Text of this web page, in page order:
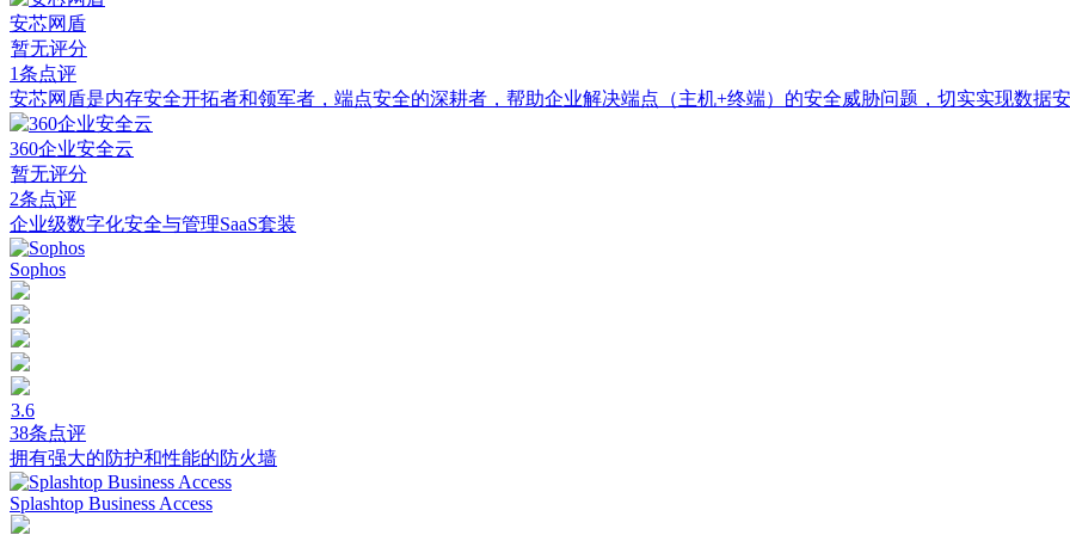
安芯网盾
暂无评分
1条点评
安芯网盾是内存安全开拓者和领军者，端点安全的深耕者，帮助企业解决端点（主机+终端）的安全威胁问题，切实实现数据
360企业安全云
暂无评分
2条点评
企业级数字化安全与管理SaaS套装
Sophos
3.6
38条点评
拥有强大的防护和性能的防火墙
Splashtop Business Access